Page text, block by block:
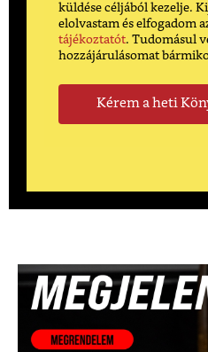
küldése céljából kezelje.
elolvastam és elfogadom
tájékoztatót. Tudomásul
hozzájárulásomat